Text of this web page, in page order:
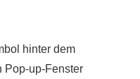
hinter dem
Pop-up-Fenster